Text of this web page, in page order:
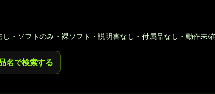
・ソフトのみ・裸ソフト・説明書なし・付属品なし・動作未
名で検索する